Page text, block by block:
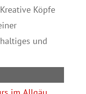
Köpfe
und